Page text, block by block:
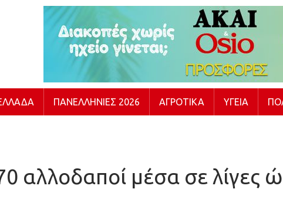
ΠΑΝΕΛΛΉΝΙΕΣ 2026 ΑΓΡΟΤΙΚΆ ΥΓΕΊΑ
αλλοδαποί μέσα σε λίγες